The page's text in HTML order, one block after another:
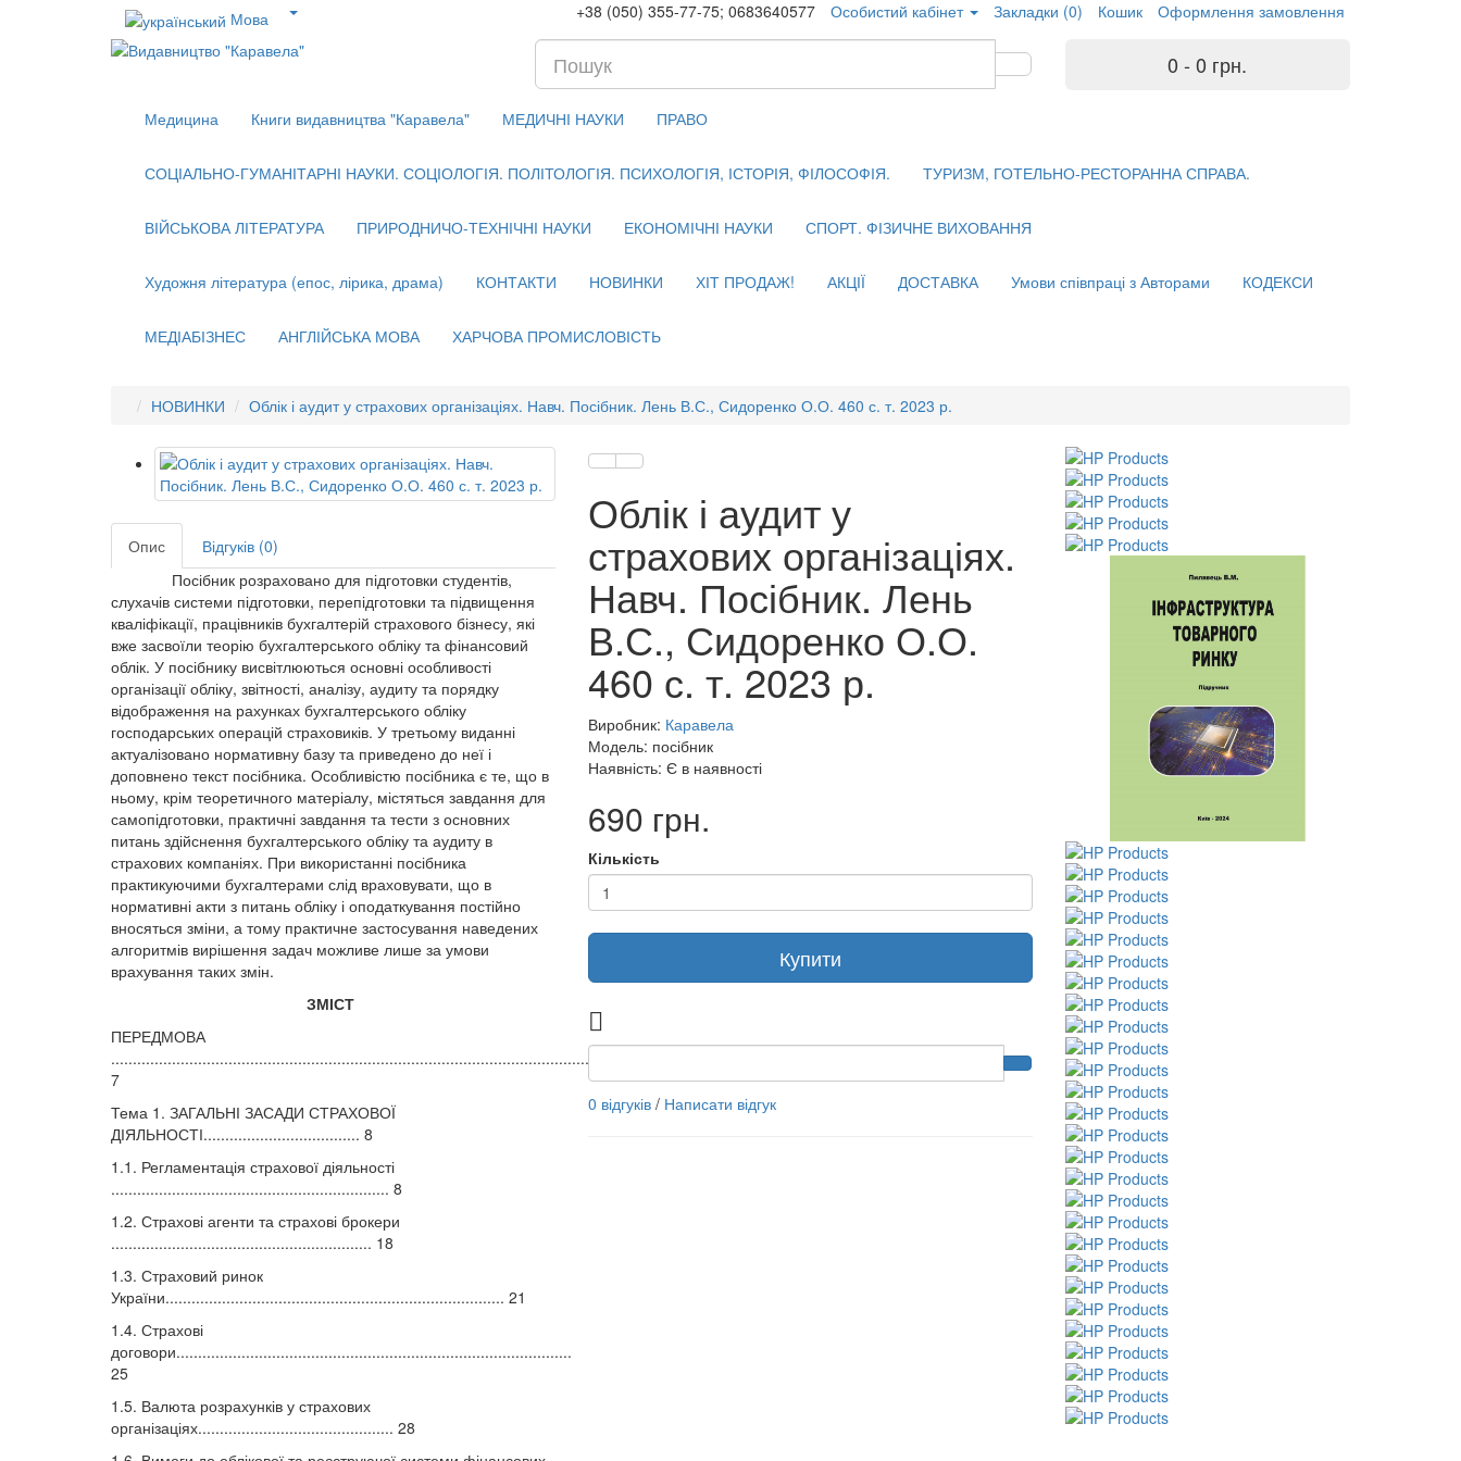
Мова +38 (050) 355-77-75; 0683640577 Особистий кабінет Закладки (0) Кошик Оформлення замовлення
0 - 0 грн.
Медицина Книги видавництва "Каравела" МЕДИЧНІ НАУКИ ПРАВО
СОЦІАЛЬНО-ГУМАНІТАРНІ НАУКИ. СОЦІОЛОГІЯ. ПОЛІТОЛОГІЯ. ПСИХОЛОГІЯ, ІСТОРІЯ, ФІЛОСОФІЯ. ТУРИЗМ, ГОТЕЛЬНО-РЕСТОРАННА СПРАВА.
ВІЙСЬКОВА ЛІТЕРАТУРА ПРИРОДНИЧО-ТЕХНІЧНІ НАУКИ ЕКОНОМІЧНІ НАУКИ СПОРТ. ФІЗИЧНЕ ВИХОВАННЯ
Художня література (епос, лірика, драма) КОНТАКТИ НОВИНКИ ХІТ ПРОДАЖ! АКЦІЇ ДОСТАВКА Умови співпраці з Авторами КОДЕКСИ
МЕДІАБІЗНЕС АНГЛІЙСЬКА МОВА ХАРЧОВА ПРОМИСЛОВІСТЬ
НОВИНКИ Облік і аудит у страхових організаціях. Навч. Посібник. Лень В.С., Сидоренко О.О. 460 с. т. 2023 р.
Опис
Відгуків (0)
Посібник розраховано для підготовки студентів,
слухачів системи підготовки, перепідготовки та підвищення
кваліфікації, працівників бухгалтерій страхового бізнесу, які
вже засвоїли теорію бухгалтерського обліку та фінансовий
облік. У посібнику висвітлюються основні особливості
організації обліку, звітності, аналізу, аудиту та порядку
відображення на рахунках бухгалтерського обліку
господарських операцій страховиків. У третьому виданні
актуалізовано нормативну базу та приведено до неї і
доповнено текст посібника. Особливістю посібника є те, що в
ньому, крім теоретичного матеріалу, містяться завдання для
самопідготовки, практичні завдання та тести з основних
питань здійснення бухгалтерського обліку та аудиту в
страхових компаніях. При використанні посібника
практикуючими бухгалтерами слід враховувати, що в
нормативні акти з питань обліку і оподаткування постійно
вносяться зміни, а тому практичне застосування наведених
алгоритмів вирішення задач можливе лише за умови
врахування таких змін.
ЗМІСТ
ПЕРЕДМОВА
..............................................................................................................
7
Тема 1. ЗАГАЛЬНІ ЗАСАДИ СТРАХОВОЇ
ДІЯЛЬНОСТІ.................................... 8
1.1. Регламентація страхової діяльності
................................................................ 8
1.2. Страхові агенти та страхові брокери
............................................................ 18
1.3. Страховий ринок
України.............................................................................. 21
1.4. Страхові
договори...........................................................................................
25
1.5. Валюта розрахунків у страхових
організаціях............................................. 28
Облік і аудит у
страхових організаціях.
Навч. Посібник. Лень
В.С., Сидоренко О.О.
460 с. т. 2023 р.
Виробник: Каравела
Модель: посібник
Наявність: Є в наявності
690 грн.
Кількість
Купити
0 відгуків/ Написати відгук